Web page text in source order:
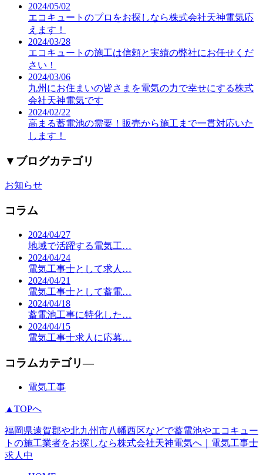
2024/05/02
エコキュートのプロをお探しなら株式会社天神電気応
えます！
2024/03/28
エコキュートの施工は信頼と実績の弊社にお任せくだ
さい！
2024/03/06
九州にお住まいの皆さまを電気の力で幸せにする株式
会社天神電気です
2024/02/22
高まる蓄電池の需要！販売から施工まで一貫対応いた
します！
▼ ブログカテゴリ
お知らせ
コラム
2024/04/27
地域で活躍する電気工…
2024/04/24
電気工事士として求人…
2024/04/21
電気工事士として蓄電…
2024/04/18
蓄電池工事に特化した…
2024/04/15
電気工事士求人に応募…
コラムカテゴリ―
電気工事
▲TOPへ
福岡県遠賀郡や北九州市八幡西区などで蓄電池やエコキュー
トの施工業者をお探しなら株式会社天神電気へ｜電気工事士
求人中